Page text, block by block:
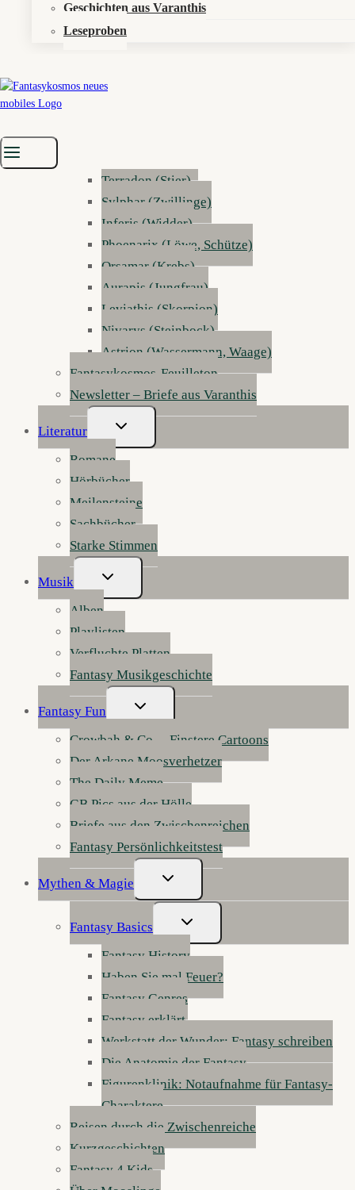
Geschichten aus Varanthis
LeseprobenUntermenü
Events
Terradon (Stier)
Sylphar (Zwillinge)
Inferis (Widder)
Phoenarix (Löwe, Schütze)
Orsamar (Krebs)
Aurapis (Jungfrau)
Leviathis (Skorpion)
Nivarys (Steinbock)
Astrion (Wassermann, Waage)
Fantasykosmos-Feuilleton
Newsletter – Briefe aus Varanthis
Literatur
Untermenü
Umschalten
Romane
Hörbücher
Meilensteine
Sachbücher
Starke Stimmen
Musik
Untermenü
Umschalten
Alben
Playlisten
Verfluchte Platten
Fantasy Musikgeschichte
Fantasy Fun
Untermenü
Umschalten
Crowbah & Co. – Finstere Cartoons
Der Arkane Moosverhetzer
The Daily Meme
GB Pics aus der Hölle
Briefe aus den Zwischenreichen
Fantasy Persönlichkeitstest
Mythen & Magie
Untermenü
Umschalten
Fantasy Basics
Untermenü
Umschalten
Fantasy History
Haben Sie mal Feuer?
Fantasy Genres
Fantasy erklärt
Werkstatt der Wunder: Fantasy schreiben
Die Anatomie der Fantasy
Figurenklinik: Notaufnahme für Fantasy-
Charaktere
Reisen durch die Zwischenreiche
Kurzgeschichten
Fantasy 4 Kids